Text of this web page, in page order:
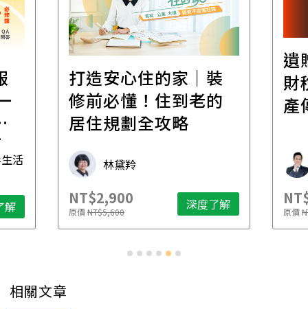
活
解
打造安心住的家｜裝
修前必懂！住到老的
居住規劃全攻略
林黛羚
NT$2,900
原價NT$5,600 深度了解
遺
財
產
原價
相關文章